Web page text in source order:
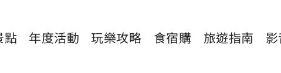
點 年度活動 玩樂攻略 食宿購 旅遊指南